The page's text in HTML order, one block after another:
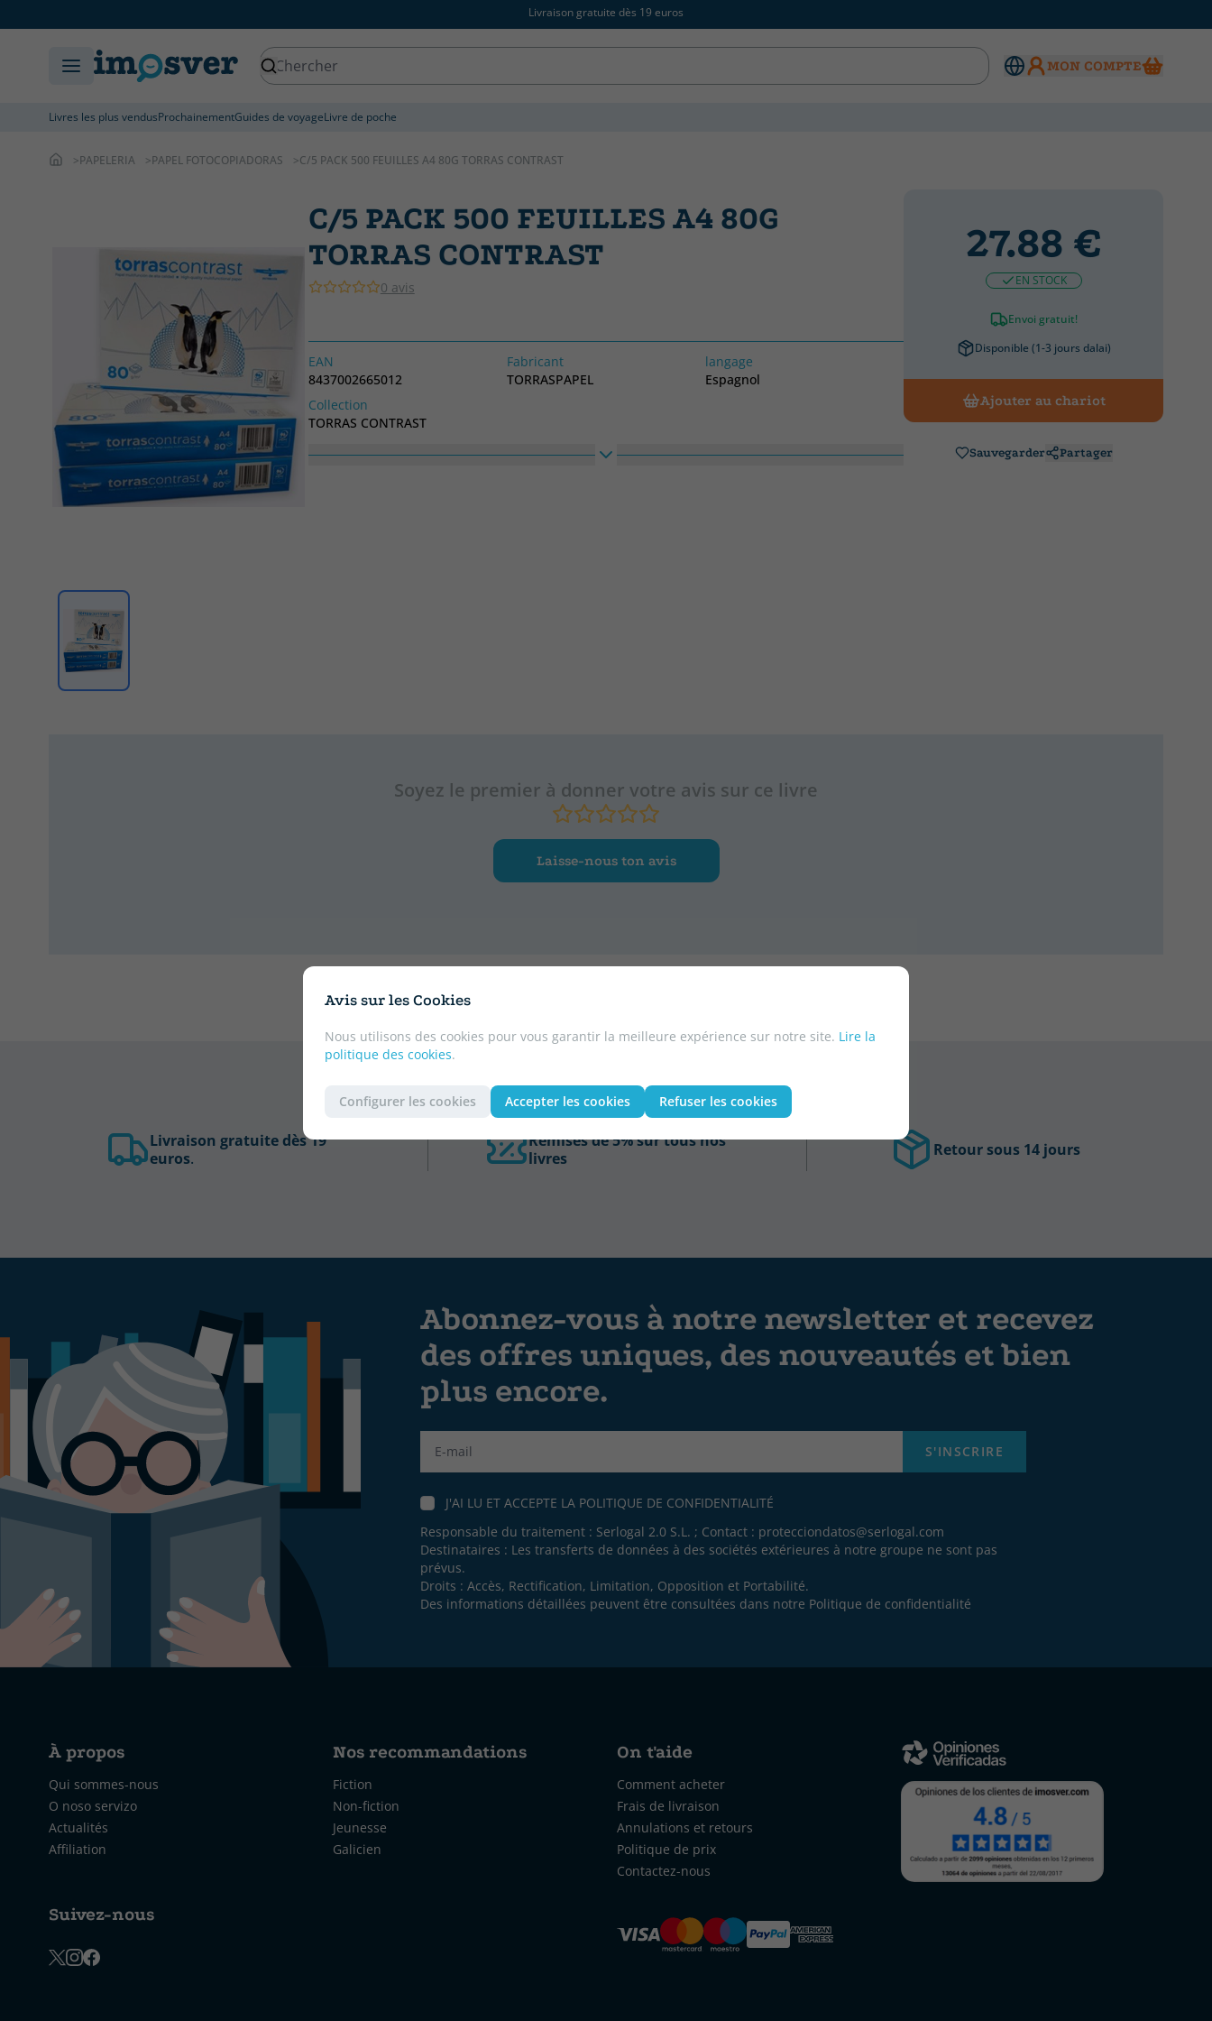
Livraison gratuite dès 19 euros
MON COMPTE
Livres les plus vendusProchainementGuides de voyageLivre de poche
Avis sur les Cookies
Nous utilisons des cookies pour vous garantir la meilleure expérience sur notre site. Lire la
politique des cookies.
Configurer les cookies Accepter les cookies Refuser les cookies
PAPELERIA PAPEL FOTOCOPIADORAS C/5 PACK 500 FEUILLES A4 80G TORRAS CONTRAST
C/5 PACK 500 FEUILLES A4 80G
TORRAS CONTRAST
0 avis
EAN
8437002665012
Fabricant
TORRASPAPEL
langage
Espagnol
Collection
TORRAS CONTRAST
27.88 €
EN STOCK
Envoi gratuit!
Disponible (1-3 jours dalai)
Ajouter au chariot
Sauvegarder Partager
Soyez le premier à donner votre avis sur ce livre
Laisse-nous ton avis
Livraison gratuite dès 19
euros.
Remises de 5% sur tous nos
livres
Retour sous 14 jours
Abonnez-vous à notre newsletter et recevez
des offres uniques, des nouveautés et bien
plus encore.
S'INSCRIRE
J'AI LU ET ACCEPTE LA POLITIQUE DE CONFIDENTIALITÉ
Responsable du traitement : Serlogal 2.0 S.L. ; Contact : protecciondatos@serlogal.com
Destinataires : Les transferts de données à des sociétés extérieures à notre groupe ne sont pas
prévus.
Droits : Accès, Rectification, Limitation, Opposition et Portabilité.
Des informations détaillées peuvent être consultées dans notre Politique de confidentialité
À propos
Qui sommes-nous
O noso servizo
Actualités
Affiliation
Suivez-nous
Nos recommandations
Fiction
Non-fiction
Jeunesse
Galicien
On t'aide
Comment acheter
Frais de livraison
Annulations et retours
Politique de prix
Contactez-nous